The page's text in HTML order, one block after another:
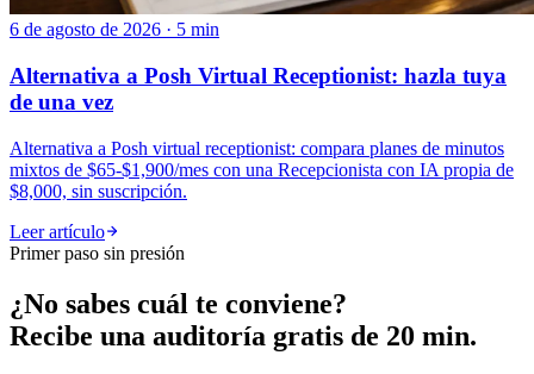
6 de agosto de 2026 · 5 min
Alternativa a Posh Virtual Receptionist: hazla tuya
de una vez
Alternativa a Posh virtual receptionist: compara planes de minutos
mixtos de $65-$1,900/mes con una Recepcionista con IA propia de
$8,000, sin suscripción.
Leer artículo
Primer paso sin presión
¿No sabes cuál te conviene?
Recibe una auditoría gratis de 20 min.